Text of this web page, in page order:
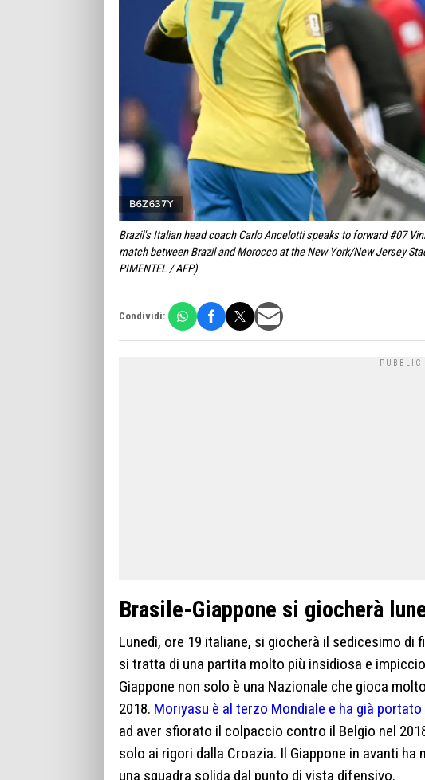
Brazil's Italian head coach Carlo Ancelotti speaks to forward #07
match between Brazil and Morocco at the New York/New Jersey
PIMENTEL / AFP)
Condividi:
Brasile-Giappone si giocherà
Lunedì, ore 19 italiane, si giocherà il sedicesimo di
si tratta di una partita molto più insidiosa e
Giappone non solo è una Nazionale che gioca
2018. Moriyasu è al terzo Mondiale e ha già
ad aver sfiorato il colpaccio contro il Belgio nel
solo ai rigori dalla Croazia. Il Giappone in avanti
una squadra solida dal punto di vista difensivo.